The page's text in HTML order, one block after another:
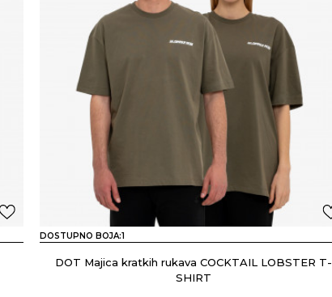
DOSTUPNO BOJA:1
DOT Majica kratkih rukava COCKTAIL LOBSTER T-
SHIRT